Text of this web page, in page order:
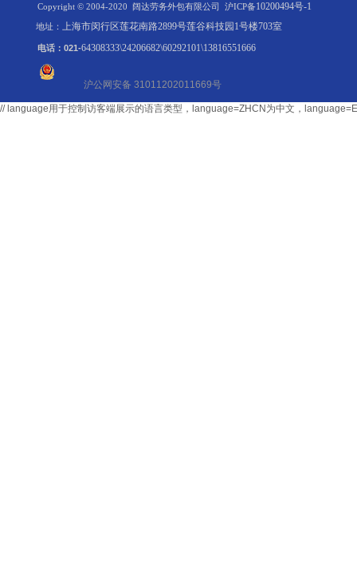
地址： 上海市闵行区莲花南路2899号莲谷科技园1号楼703室
电话：021-64308333\24206682\60292101\13816551666
沪公网安备 31011202011669号
Copyright © 2004-2020 阔达劳务外包有限公司 沪ICP备10200494号-1
// language用于控制访客端展示的语言类型，language=ZHCN为中文，